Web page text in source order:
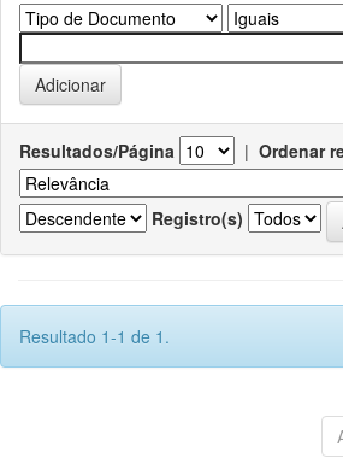
Resultados/Página | Ordenar
Registro(s)
Resultado 1-1 de 1.